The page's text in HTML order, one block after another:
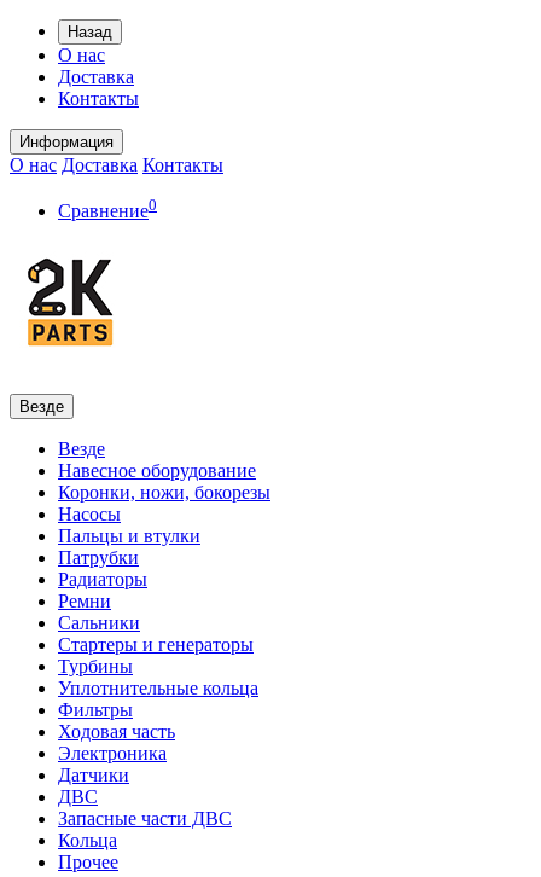
Назад
О нас
Доставка
Контакты
Информация
О нас Доставка Контакты
Сравнение0
Везде
Везде
Навесное оборудование
Коронки, ножи, бокорезы
Насосы
Пальцы и втулки
Патрубки
Радиаторы
Ремни
Сальники
Стартеры и генераторы
Турбины
Уплотнительные кольца
Фильтры
Ходовая часть
Электроника
Датчики
ДВС
Запасные части ДВС
Кольца
Прочее